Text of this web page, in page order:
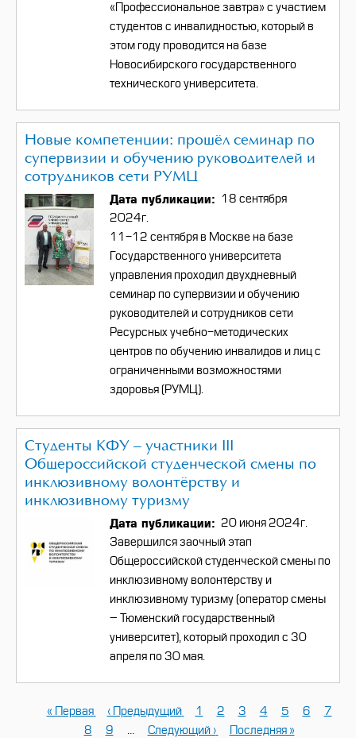
«Профессиональное завтра» с участием
студентов с инвалидностью, который в
этом году проводится на базе
Новосибирского государственного
технического университета.
Новые компетенции: прошёл семинар по
супервизии и обучению руководителей и
сотрудников сети РУМЦ
Дата публикации
18 сентября
2024г.
11-12 сентября в Москве на базе
Государственного университета
управления проходил двухдневный
семинар по супервизии и обучению
руководителей и сотрудников сети
Ресурсных учебно-методических
центров по обучению инвалидов и лиц с
ограниченными возможностями
здоровья (РУМЦ).
Студенты КФУ – участники III
Общероссийской студенческой смены по
инклюзивному волонтёрству и
инклюзивному туризму
Дата публикации
20 июня 2024г.
Завершился заочный этап
Общероссийской студенческой смены по
инклюзивному волонтёрству и
инклюзивному туризму (оператор смены
– Тюменский государственный
университет), который проходил с 30
апреля по 30 мая.
Первая
страница
« Первая ←
‹ Предыдущий Страница
1
Текущая
страница
2 Страница
3 Страница
4 Страница
5 Страница
6
7
Страница
8 Страница
9 …
Следующая
Следующий ›
Последняя
Последняя »